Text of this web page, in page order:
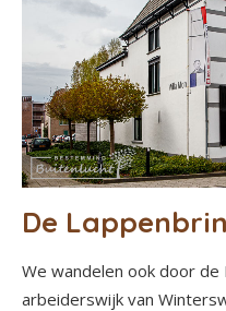
De
We wandelen ook door de
arbeiderswijk van